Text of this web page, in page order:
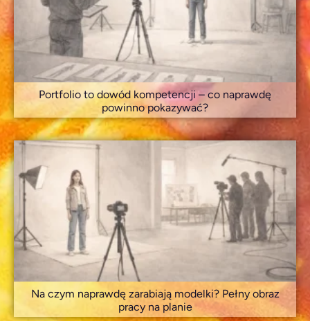
Portfolio to dowód kompetencji – co naprawdę
powinno pokazywać?
Na czym naprawdę zarabiają modelki? Pełny obraz
pracy na planie